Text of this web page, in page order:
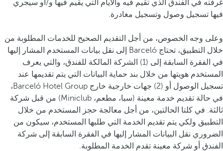
غرفته في الفندق الذي تقيم فيه والأيام التي يقيم فيها و/أو سيجري
فيها تسجيل وصول وتسجيل مغادرة.
وعلى وجه الخصوص، من أجل التقديم الصحيح للخدمات المطلوبة من
خلال التطبيق، تحتاج Barceló إلى نقل بيانات المستخدم المشار إليها
في الفقرة السابقة إلى (1) الشركة المالكة للفندق، والتي يعرف
المستخدم هويتها من خلال بند حماية البيانات التي يتم تقديمها عند
تسجيل الوصول أو (2) جهات خارجية خارج Barceló Hotel Group،
في حالة تقديم خدمة معينة (سبا، مطعم، Miniclub) من قبل شركة
ثالثة. في كلتا الحالتين، من أجل معالجة حجز المستخدم من خلال
التطبيق ولكي يتم تقديم الخدمة التي طلبها المستخدم، سيكون من
الضروري نقل البيانات المشار إليها في الفقرة السابقة إلى شركة
الفندق أو شركة معينة تقدم الخدمة المطلوبة.